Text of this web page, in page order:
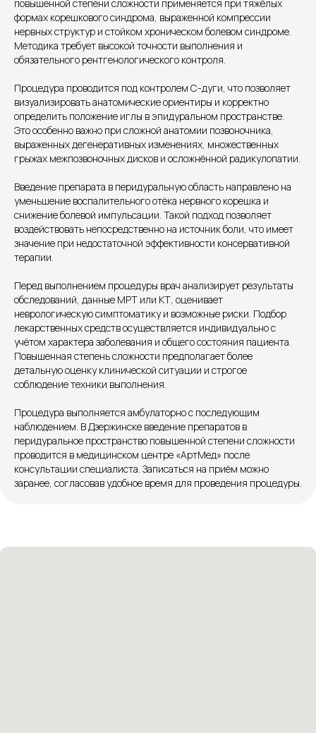
повышенной степени сложности применяется при тяжёлых
формах корешкового синдрома, выраженной компрессии
нервных структур и стойком хроническом болевом синдроме.
Методика требует высокой точности выполнения и
обязательного рентгенологического контроля.
Процедура проводится под контролем С-дуги, что позволяет
визуализировать анатомические ориентиры и корректно
определить положение иглы в эпидуральном пространстве.
Это особенно важно при сложной анатомии позвоночника,
выраженных дегенеративных изменениях, множественных
грыжах межпозвоночных дисков и осложнённой радикулопатии.
Введение препарата в перидуральную область направлено на
уменьшение воспалительного отёка нервного корешка и
снижение болевой импульсации. Такой подход позволяет
воздействовать непосредственно на источник боли, что имеет
значение при недостаточной эффективности консервативной
терапии.
Перед выполнением процедуры врач анализирует результаты
обследований, данные МРТ или КТ, оценивает
неврологическую симптоматику и возможные риски. Подбор
лекарственных средств осуществляется индивидуально с
учётом характера заболевания и общего состояния пациента.
Повышенная степень сложности предполагает более
детальную оценку клинической ситуации и строгое
соблюдение техники выполнения.
Процедура выполняется амбулаторно с последующим
наблюдением. В Дзержинске введение препаратов в
перидуральное пространство повышенной степени сложности
проводится в медицинском центре «АртМед» после
консультации специалиста. Записаться на приём можно
заранее, согласовав удобное время для проведения процедуры.
Контакты
Пн.-пт. — с 08:00 до 20:00
Сб. — с 08:00 до 18:00
Вс. — с 08:00 до 15:00
+7 8313 248 248
Единый номер
Петрищева д.35.пом.3
Патоличева 21Д,П.1
На ремонте
Политика политики конфиденциальности
Соглашение сookie
Согласие на обработку персональных данных
Розыгрыши и актуальные новости
в нашей официальной группе Вконтакте
Подписывайся
носят информационный характер и не являются